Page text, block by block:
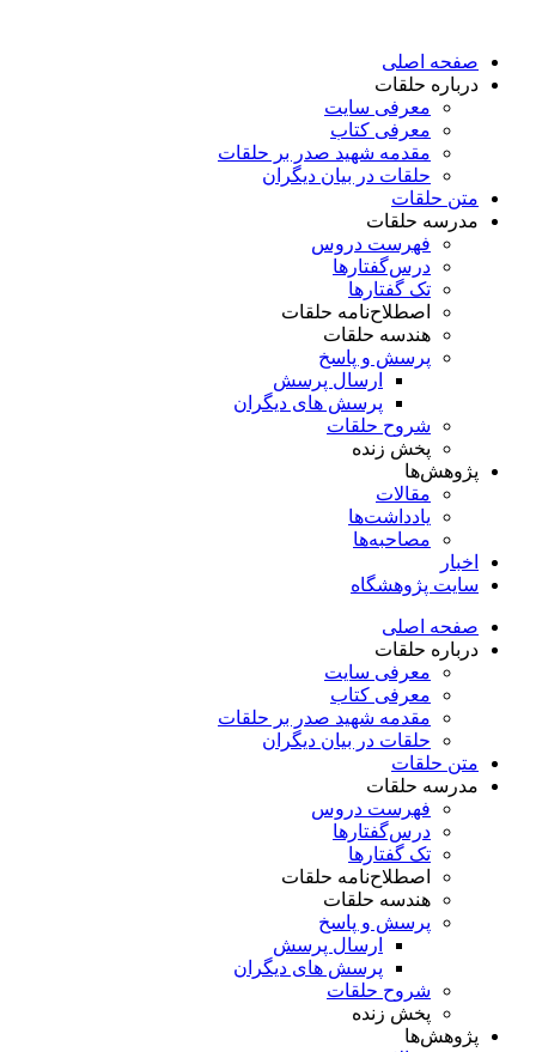
محتوا
صفحه اصلی
درباره حلقات
معرفی سایت
معرفی کتاب
مقدمه شهید صدر بر حلقات
حلقات در بیان دیگران
متن حلقات
مدرسه حلقات
فهرست دروس
درس‌گفتار‌ها
تک گفتارها
اصطلاح‌نامه حلقات
هندسه حلقات
پرسش و پاسخ
ارسال پرسش
پرسش های دیگران
شروح حلقات
پخش زنده
پژوهش‌ها
مقالات
یادداشت‌ها
مصاحبه‌ها
اخبار
سایت پژوهشگاه
صفحه اصلی
درباره حلقات
معرفی سایت
معرفی کتاب
مقدمه شهید صدر بر حلقات
حلقات در بیان دیگران
متن حلقات
مدرسه حلقات
فهرست دروس
درس‌گفتار‌ها
تک گفتارها
اصطلاح‌نامه حلقات
هندسه حلقات
پرسش و پاسخ
ارسال پرسش
پرسش های دیگران
شروح حلقات
پخش زنده
پژوهش‌ها